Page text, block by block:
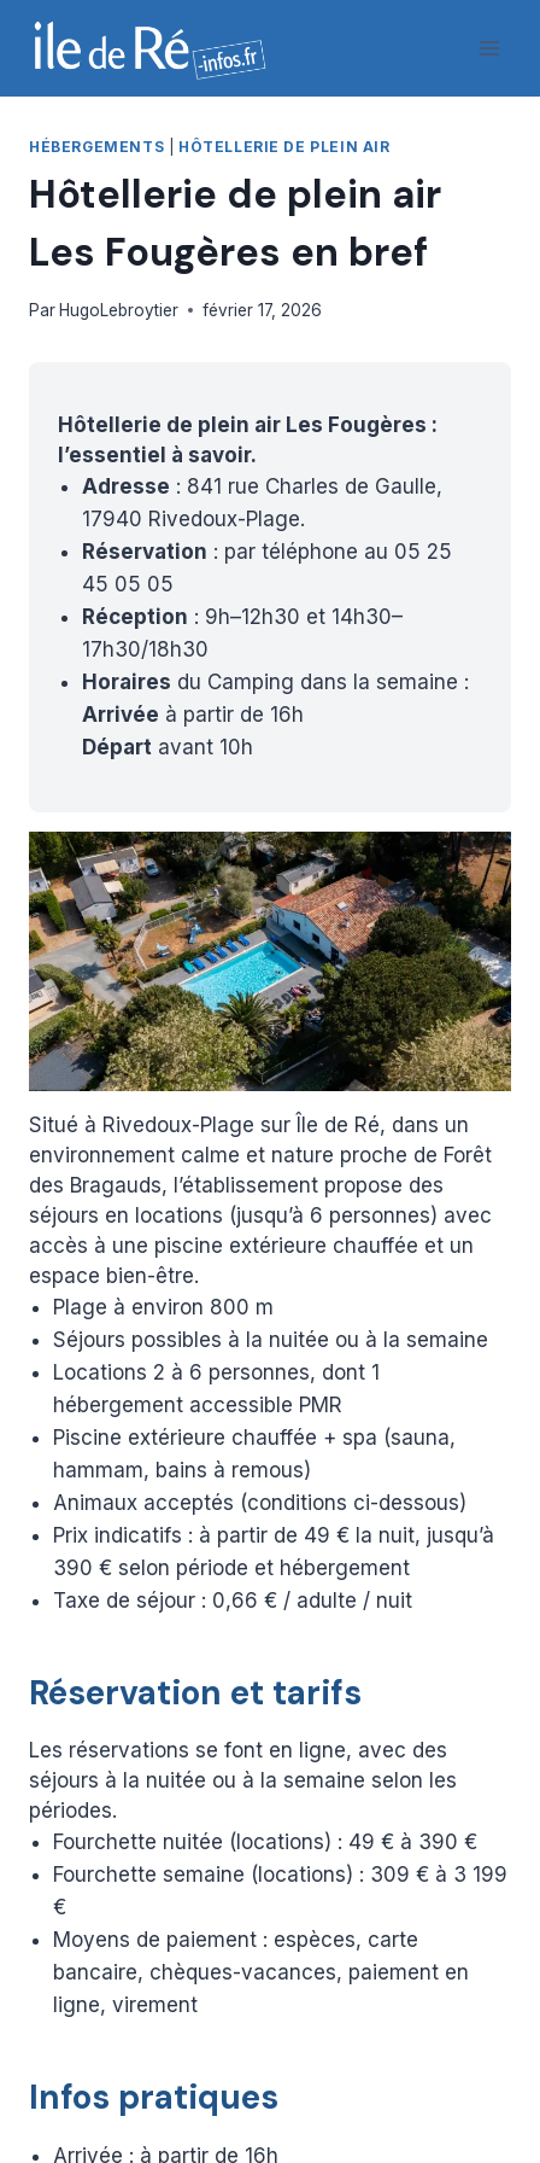
Aller
HÉBERGEMENTS HÔTELLERIE DE PLEIN AIR
Hôtellerie de plein air
Les Fougères en bref
ParHugoLebroytier février 17, 2026
Hôtellerie de plein air Les Fougères :
l’essentiel à savoir.
Adresse : 841 rue Charles de Gaulle,
17940 Rivedoux-Plage.
Réservation : par téléphone au 05 25
45 05 05
Réception : 9h–12h30 et 14h30–
17h30/18h30
Horaires du Camping dans la semaine :
Arrivée à partir de 16h
Départ avant 10h
Situé à Rivedoux-Plage sur Île de Ré, dans un
environnement calme et nature proche de Forêt
des Bragauds, l’établissement propose des
séjours en locations (jusqu’à 6 personnes) avec
accès à une piscine extérieure chauffée et un
espace bien-être.
Plage à environ 800 m
Séjours possibles à la nuitée ou à la semaine
Locations 2 à 6 personnes, dont 1
hébergement accessible PMR
Piscine extérieure chauffée + spa (sauna,
hammam, bains à remous)
Animaux acceptés (conditions ci-dessous)
Prix indicatifs : à partir de 49 € la nuit, jusqu’à
390 € selon période et hébergement
Taxe de séjour : 0,66 € / adulte / nuit
Réservation et tarifs
Les réservations se font en ligne, avec des
séjours à la nuitée ou à la semaine selon les
périodes.
Fourchette nuitée (locations) : 49 € à 390 €
Fourchette semaine (locations) : 309 € à 3 199
€
Moyens de paiement : espèces, carte
bancaire, chèques-vacances, paiement en
ligne, virement
Infos pratiques
Arrivée : à partir de 16h